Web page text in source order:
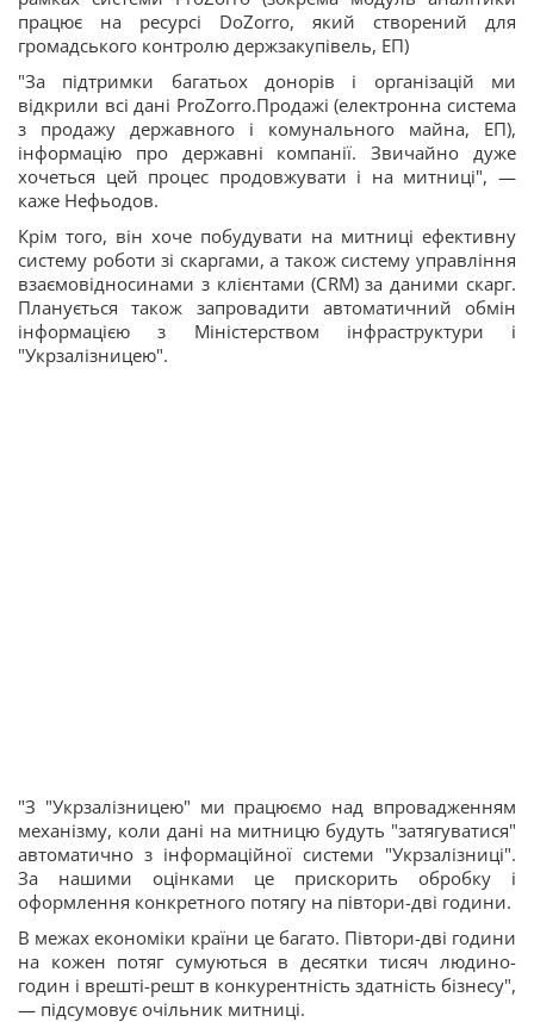
працює на ресурсі DoZorro, який створений для
громадського контролю держзакупівель, ЕП)
"За підтримки багатьох донорів і організацій ми
відкрили всі дані ProZorro.Продажі (електронна система
з продажу державного і комунального майна, ЕП),
інформацію про державні компанії. Звичайно дуже
хочеться цей процес продовжувати і на митниці", —
каже Нефьодов.
Крім того, він хоче побудувати на митниці ефективну
систему роботи зі скаргами, а також систему управління
взаємовідносинами з клієнтами (CRM) за даними скарг.
Планується також запровадити автоматичний обмін
інформацією з Міністерством інфраструктури і
"Укрзалізницею".
"З "Укрзалізницею" ми працюємо над впровадженням
механізму, коли дані на митницю будуть "затягуватися"
автоматично з інформаційної системи "Укрзалізниці".
За нашими оцінками це прискорить обробку і
оформлення конкретного потягу на півтори-дві години.
В межах економіки країни це багато. Півтори-дві години
на кожен потяг сумуються в десятки тисяч людино-
годин і врешті-решт в конкурентність здатність бізнесу",
— підсумовує очільник митниці.